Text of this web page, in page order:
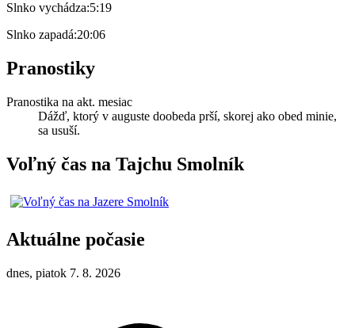
Slnko vychádza:5:19
Slnko zapadá:20:06
Pranostiky
Pranostika na akt. mesiac
Dážď, ktorý v auguste doobeda prší, skorej ako obed minie,
sa usuší.
Voľný čas na Tajchu Smolník
Aktuálne počasie
dnes, piatok 7. 8. 2026